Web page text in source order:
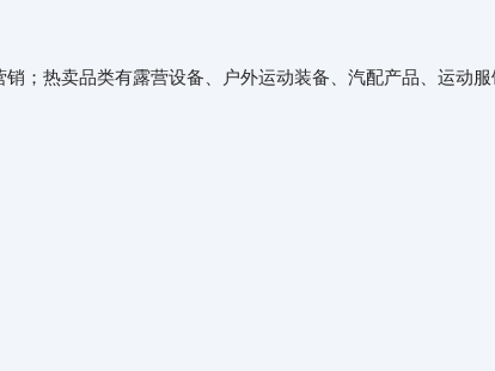
；热卖品类有露营设备、户外运动装备、汽配产品、运动